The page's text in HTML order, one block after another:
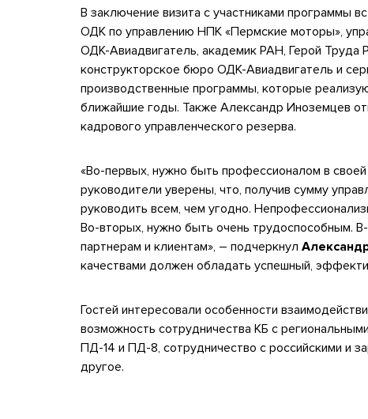
В заключение визита с участниками программы
ОДК по управлению НПК «Пермские моторы»,
ОДК-Авиадвигатель, академик РАН, Герой
конструкторское бюро ОДК-Авиадвигатель и
производственные программы, которые
ближайшие годы. Также Александр Иноземцев
кадрового управленческого резерва.
«Во-первых, нужно быть профессионалом в
руководители уверены, что, получив сумму
руководить всем, чем угодно.
Во-вторых, нужно быть очень трудоспособным.
партнерам и клиентам», – подчеркнул
качествами должен обладать успешный,
Гостей интересовали особенности
возможность сотрудничества КБ с
ПД-14 и ПД-8, сотрудничество с российскими и
другое.